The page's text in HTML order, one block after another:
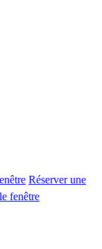
Réserver une
fenêtre